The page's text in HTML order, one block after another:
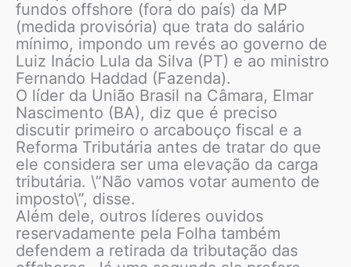
fundos offshore (fora do país) da MP
(medida provisória) que trata do salário
mínimo, impondo um revés ao governo de
Luiz Inácio Lula da Silva (PT) e ao ministro
Fernando Haddad (Fazenda).
O líder da União Brasil na Câmara, Elmar
Nascimento (BA), diz que é preciso
discutir primeiro o arcabouço fiscal e a
Reforma Tributária antes de tratar do que
ele considera ser uma elevação da carga
tributária. \”Não vamos votar aumento de
imposto\”, disse.
Além dele, outros líderes ouvidos
reservadamente pela Folha também
defendem a retirada da tributação das